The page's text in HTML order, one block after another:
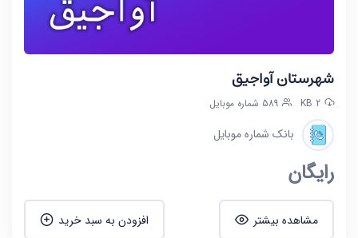
شهرستان آواجیق
2 KB 589 شماره موبایل
بانک شماره موبایل
رایگان
مشاهده بیشتر افزودن به سبد خرید